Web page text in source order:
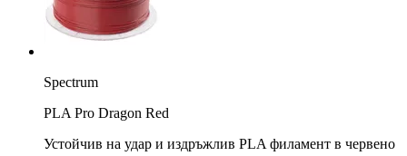
Spectrum
PLA Pro Dragon Red
Устойчив на удар и издръжлив PLA филамент в червено